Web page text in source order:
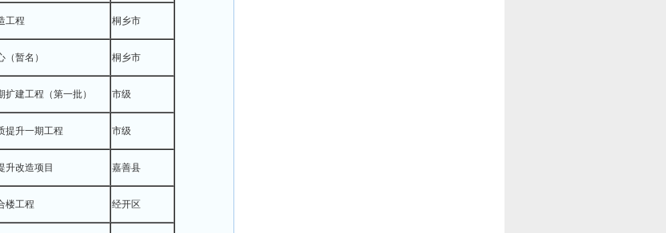
工程 桐乡市
暂名） 桐乡市
建工程（第一批） 市级
提升一期工程 市级
升改造项目 嘉善县
楼工程 经开区